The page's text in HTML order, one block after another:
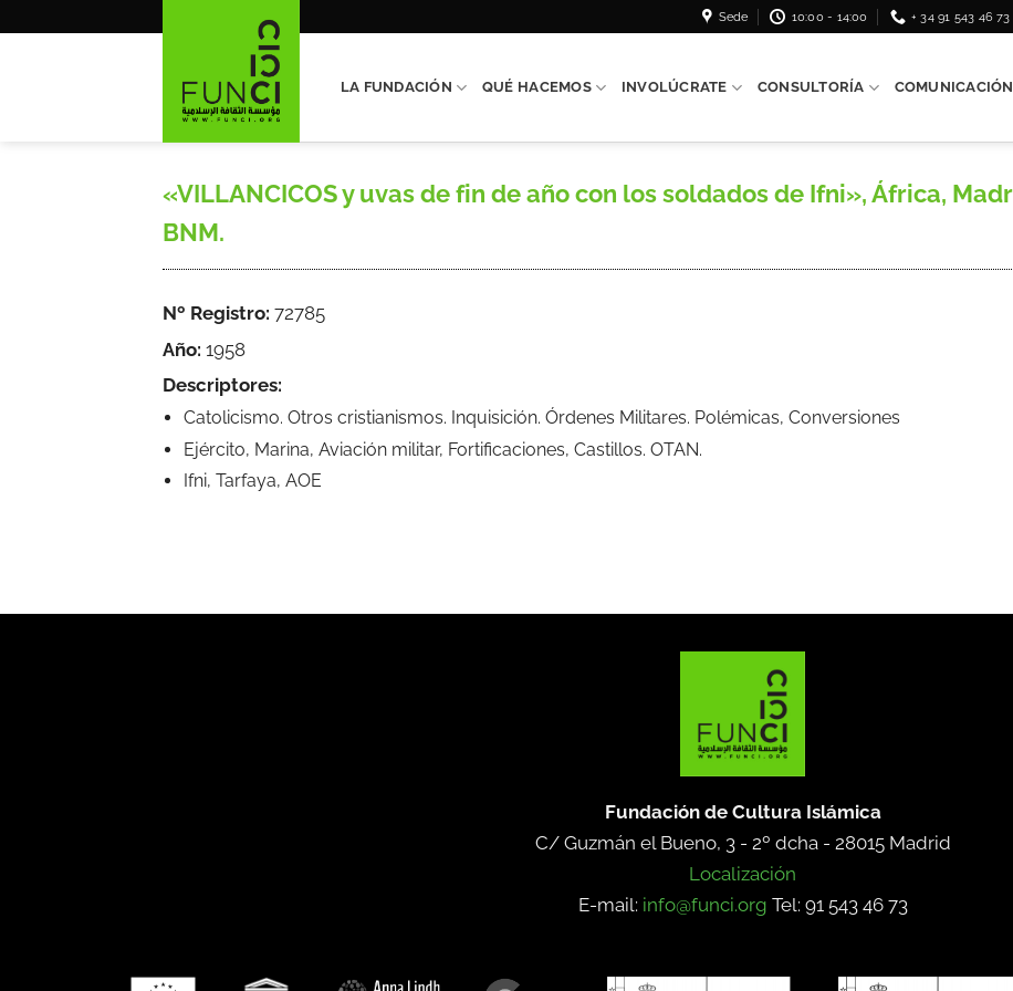
Sede 10:00 - 14:00 + 34 91 543 46 73
LA FUNDACIÓN QUÉ HACEMOS INVOLÚCRATE CONSULTORÍA COMUNICACIÓN
«VILLANCICOS y uvas de fin de año con los soldados de Ifni», África,
BNM.
Nº Registro: 72785
Año: 1958
Descriptores:
Catolicismo. Otros cristianismos. Inquisición. Órdenes Militares. Polémicas, Conversiones
Ejército, Marina, Aviación militar, Fortificaciones, Castillos. OTAN.
Ifni, Tarfaya, AOE
Fundación de Cultura Islámica
C/ Guzmán el Bueno, 3 - 2º dcha - 28015 Madrid
Localización
E-mail: info@funci.org Tel: 91 543 46 73